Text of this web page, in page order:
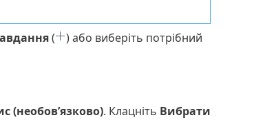
(
) або виберіть потрібний
(необов’язково). Клацніть Вибрати